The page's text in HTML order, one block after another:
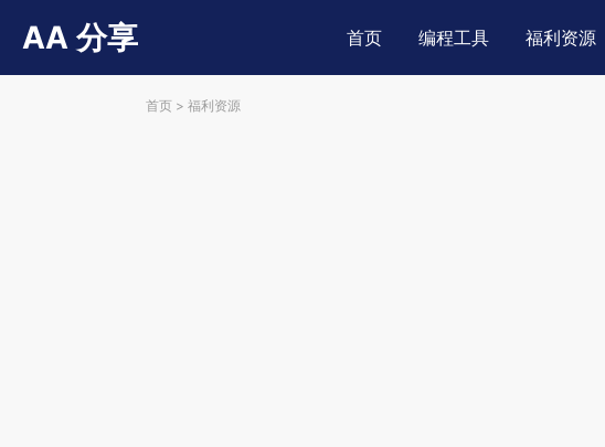
AA 分享 首页 编程工具 福利资源
首页 > 福利资源